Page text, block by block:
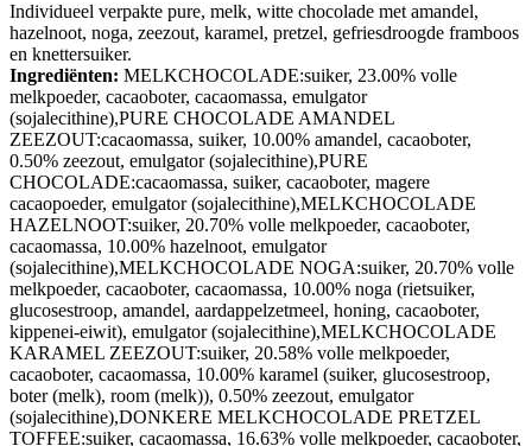
Individueel verpakte pure, melk, witte chocolade met amandel,
hazelnoot, noga, zeezout, karamel, pretzel, gefriesdroogde framboos
en knettersuiker.
Ingrediënten: MELKCHOCOLADE:suiker, 23.00% volle
melkpoeder, cacaoboter, cacaomassa, emulgator
(sojalecithine),PURE CHOCOLADE AMANDEL
ZEEZOUT:cacaomassa, suiker, 10.00% amandel, cacaoboter,
0.50% zeezout, emulgator (sojalecithine),PURE
CHOCOLADE:cacaomassa, suiker, cacaoboter, magere
cacaopoeder, emulgator (sojalecithine),MELKCHOCOLADE
HAZELNOOT:suiker, 20.70% volle melkpoeder, cacaoboter,
cacaomassa, 10.00% hazelnoot, emulgator
(sojalecithine),MELKCHOCOLADE NOGA:suiker, 20.70% volle
melkpoeder, cacaoboter, cacaomassa, 10.00% noga (rietsuiker,
glucosestroop, amandel, aardappelzetmeel, honing, cacaoboter,
kippenei-eiwit), emulgator (sojalecithine),MELKCHOCOLADE
KARAMEL ZEEZOUT:suiker, 20.58% volle melkpoeder,
cacaoboter, cacaomassa, 10.00% karamel (suiker, glucosestroop,
boter (melk), room (melk)), 0.50% zeezout, emulgator
(sojalecithine),DONKERE MELKCHOCOLADE PRETZEL
TOFFEE:suiker, cacaomassa, 16.63% volle melkpoeder, cacaoboter,